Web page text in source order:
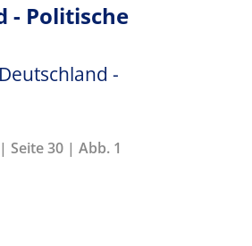
- Politische
-
Seite 30 | Abb. 1